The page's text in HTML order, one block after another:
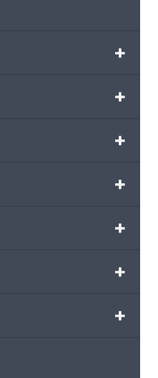
+
+
+
+
+
+
+